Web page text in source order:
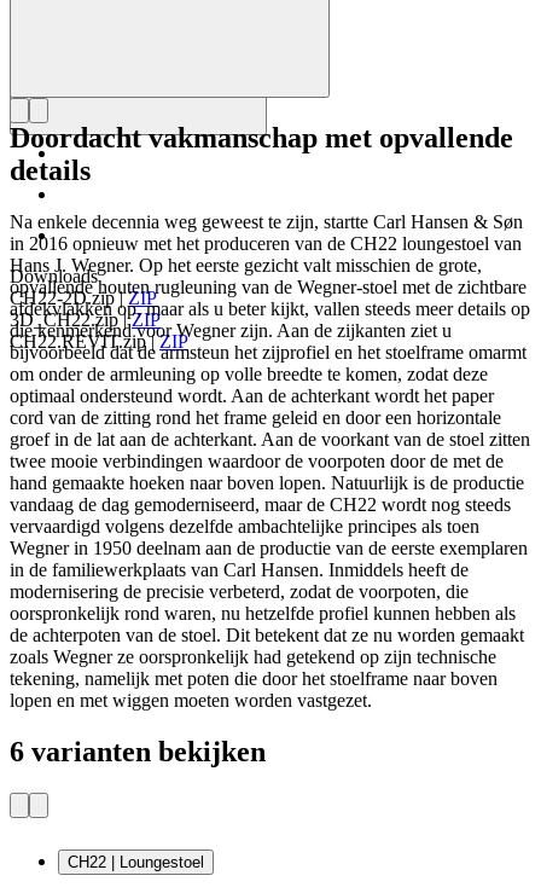
Downloads
CH22-2D.zip|ZIP
3D_CH22.zip|ZIP
CH22.REVIT.zip|ZIP
Doordacht vakmanschap met opvallende
details
Na enkele decennia weg geweest te zijn, startte Carl Hansen & Søn
in 2016 opnieuw met het produceren van de CH22 loungestoel van
Hans J. Wegner. Op het eerste gezicht valt misschien de grote,
opvallende houten rugleuning van de Wegner-stoel met de zichtbare
afdekvlakken op, maar als u beter kijkt, vallen steeds meer details op
die kenmerkend voor Wegner zijn. Aan de zijkanten ziet u
bijvoorbeeld dat de armsteun het zijprofiel en het stoelframe omarmt
om onder de armleuning op volle breedte te komen, zodat deze
optimaal ondersteund wordt. Aan de achterkant wordt het paper
cord van de zitting rond het frame geleid en door een horizontale
groef in de lat aan de achterkant. Aan de voorkant van de stoel zitten
twee mooie verbindingen waardoor de voorpoten door de met de
hand gemaakte hoeken naar boven lopen. Natuurlijk is de productie
vandaag de dag gemoderniseerd, maar de CH22 wordt nog steeds
vervaardigd volgens dezelfde ambachtelijke principes als toen
Wegner in 1950 deelnam aan de productie van de eerste exemplaren
in de familiewerkplaats van Carl Hansen. Inmiddels heeft de
modernisering de precisie verbeterd, zodat de voorpoten, die
oorspronkelijk rond waren, nu hetzelfde profiel kunnen hebben als
de achterpoten van de stoel. Dit betekent dat ze nu worden gemaakt
zoals Wegner ze oorspronkelijk had getekend op zijn technische
tekening, namelijk met poten die door het stoelframe naar boven
lopen en met wiggen moeten worden vastgezet.
6 varianten bekijken
CH22 | Loungestoel